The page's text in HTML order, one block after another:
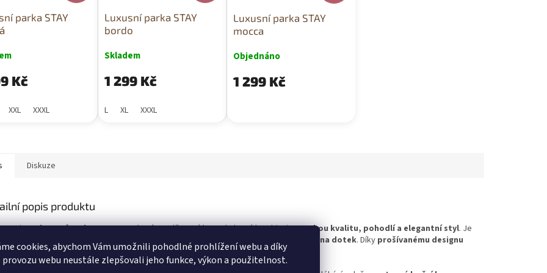
cookies, abychom Vám umožnili pohodlné prohlížení webu a díky
provozu webu neustále zlepšovali jeho funkce, výkon a použitelnost.
parka STAY
Kč
XXL XXXL
Luxusní parka STAY
bordo
Skladem
1 299 Kč
L XL XXXL
Luxusní parka STAY
mocca
Objednáno
1 299 Kč
Diskuze
popis produktu
luxusní parku STAY– moderní a nadčasový kousek, který kombinujevysokou kvalitu, pohodlí a elegantní styl. Je
ze
, který je nejen odolný a trvanlivý , ale také příjemně hebký na dotek. Díky prošívanému designu
a přitom zůstává stylová.